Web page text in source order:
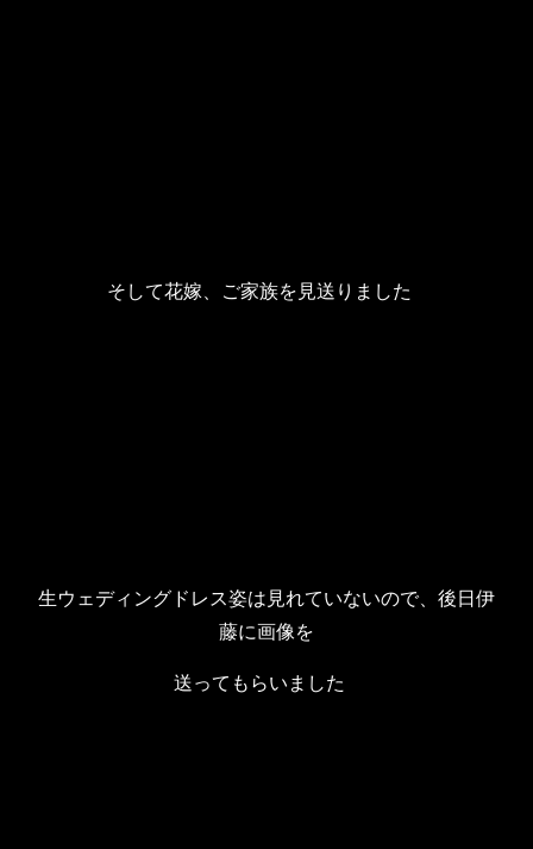
そして花嫁、ご家族を見送りました
生ウェディングドレス姿は見れていないので、後日伊
藤に画像を
送ってもらいました